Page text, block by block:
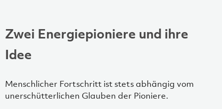
Zwei Energiepioniere und ihre
Idee
Menschlicher Fortschritt ist stets abhängig vom
unerschütterlichen Glauben der Pioniere.